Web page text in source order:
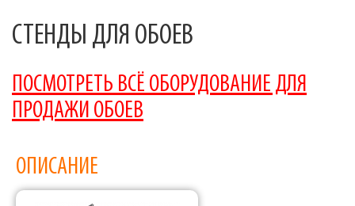
СТЕНДЫ ДЛЯ ОБОЕВ
ПОСМОТРЕТЬ ВСЁ ОБОРУДОВАНИЕ ДЛЯ
ПРОДАЖИ ОБОЕВ
ОПИСАНИЕ